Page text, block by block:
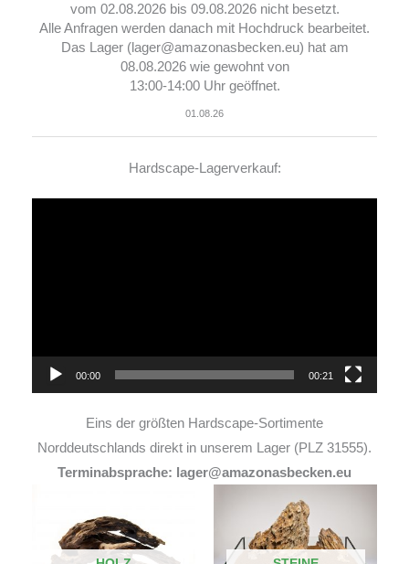
vom 02.08.2026 bis 09.08.2026 nicht besetzt.
Alle Anfragen werden danach mit Hochdruck bearbeitet.
Das Lager (lager@amazonasbecken.eu) hat am
08.08.2026 wie gewohnt von
13:00-14:00 Uhr geöffnet.
01.08.26
Hardscape-Lagerverkauf:
00:00 00:21
Eins der größten Hardscape-Sortimente
Norddeutschlands direkt in unserem Lager (PLZ 31555).
Terminabsprache: lager@amazonasbecken.eu